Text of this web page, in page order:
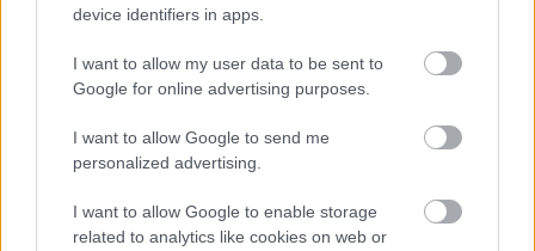
device identifiers in apps.
I want to allow my user data to be sent to
Google for online advertising purposes.
I want to allow Google to send me
personalized advertising.
I want to allow Google to enable storage
related to analytics like cookies on web or
καπνό υποβλήθηκαν σε εξετάσεις στα Επείγοντα
λόγω αναπνευστικών προβλημάτων και
παρέμειναν προληπτικά υπό ιατρική
παρακολούθηση. Για τα αίτια της πυρκαγιάς
διενεργείται προανάκριση από τη Διεύθυνση
Αντιμετώπισης Εγκλημάτων Εμπρησμού.